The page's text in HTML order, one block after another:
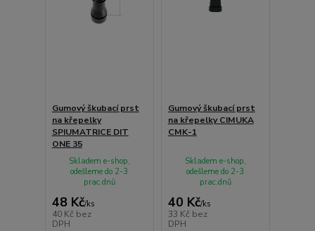
Gumový škubací prst
na křepelky
SPIUMATRICE DIT
ONE 35
48 Kč/ks
40 Kč bez
DPH
Skladem e-shop,
odešleme do 2-3
prac.dnů
Gumový škubací prst
na křepelky CIMUKA
CMK-1
40 Kč/ks
33 Kč bez
DPH
Skladem e-shop,
odešleme do 2-3
prac.dnů